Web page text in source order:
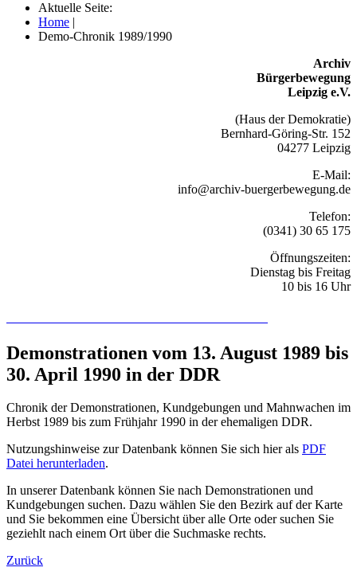
Aktuelle Seite:
Home |
Demo-Chronik 1989/1990
Archiv
Bürgerbewegung
Leipzig e.V.
(Haus der Demokratie)
Bernhard-Göring-Str. 152
04277 Leipzig
E-Mail:
info@archiv-buergerbewegung.de
Telefon:
(0341) 30 65 175
Öffnungszeiten:
Dienstag bis Freitag
10 bis 16 Uhr
Demonstrationen vom 13. August 1989 bis
30. April 1990 in der DDR
Chronik der Demonstrationen, Kundgebungen und Mahnwachen im
Herbst 1989 bis zum Frühjahr 1990 in der ehemaligen DDR.
Nutzungshinweise zur Datenbank können Sie sich hier als PDF
Datei herunterladen.
In unserer Datenbank können Sie nach Demonstrationen und
Kundgebungen suchen. Dazu wählen Sie den Bezirk auf der Karte
und Sie bekommen eine Übersicht über alle Orte oder suchen Sie
geziehlt nach einem Ort über die Suchmaske rechts.
Zurück